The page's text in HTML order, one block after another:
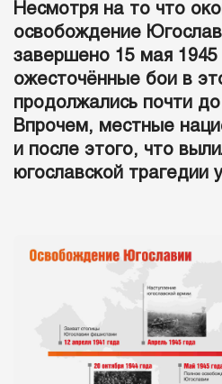
Несмотря на то что
освобождение
завершено 15 мая 1945
ожесточённые бои в
продолжались почти
Впрочем, местные
и после этого, что
югославской трагедии